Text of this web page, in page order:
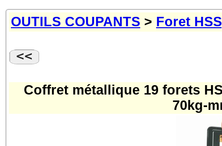
OUTILS COUPANTS > Foret
Coffret métallique 19 forets
70kg-